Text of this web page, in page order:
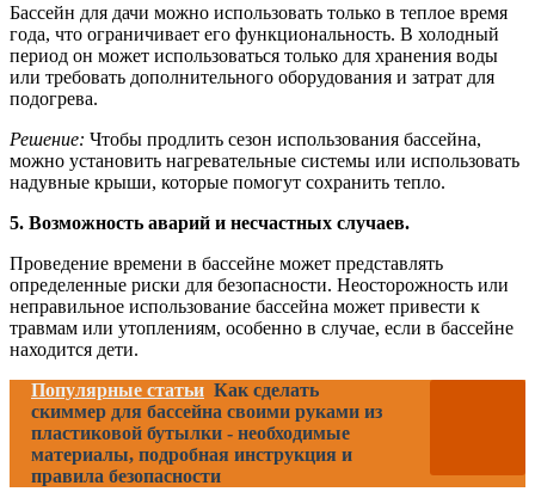
Бассейн для дачи можно использовать только в теплое время
года, что ограничивает его функциональность. В холодный
период он может использоваться только для хранения воды
или требовать дополнительного оборудования и затрат для
подогрева.
Решение: Чтобы продлить сезон использования бассейна,
можно установить нагревательные системы или использовать
надувные крыши, которые помогут сохранить тепло.
5. Возможность аварий и несчастных случаев.
Проведение времени в бассейне может представлять
определенные риски для безопасности. Неосторожность или
неправильное использование бассейна может привести к
травмам или утоплениям, особенно в случае, если в бассейне
находится дети.
Популярные статьи Как сделать
скиммер для бассейна своими руками из
пластиковой бутылки - необходимые
материалы, подробная инструкция и
правила безопасности